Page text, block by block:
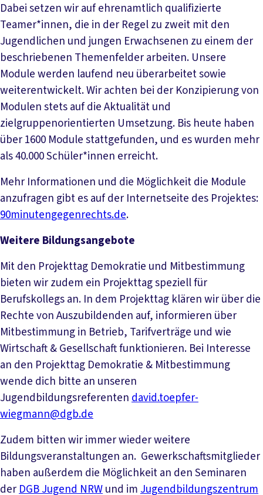
Dabei setzen wir auf ehrenamtlich qualifizierte
Teamer*innen, die in der Regel zu zweit mit den
Jugendlichen und jungen Erwachsenen zu einem der
beschriebenen Themenfelder arbeiten. Unsere
Module werden laufend neu überarbeitet sowie
weiterentwickelt. Wir achten bei der Konzipierung von
Modulen stets auf die Aktualität und
zielgruppenorientierten Umsetzung. Bis heute haben
über 1600 Module stattgefunden, und es wurden mehr
als 40.000 Schüler*innen erreicht.
Mehr Informationen und die Möglichkeit die Module
anzufragen gibt es auf der Internetseite des Projektes:
90minutengegenrechts.de.
Weitere Bildungsangebote
Mit den Projekttag Demokratie und Mitbestimmung
bieten wir zudem ein Projekttag speziell für
Berufskollegs an. In dem Projekttag klären wir über die
Rechte von Auszubildenden auf, informieren über
Mitbestimmung in Betrieb, Tarifverträge und wie
Wirtschaft & Gesellschaft funktionieren. Bei Interesse
an den Projekttag Demokratie & Mitbestimmung
wende dich bitte an unseren
Jugendbildungsreferentendavid.toepfer-
wiegmann@dgb.de
Zudem bitten wir immer wieder weitere
Bildungsveranstaltungen an. Gewerkschaftsmitglieder
haben außerdem die Möglichkeit an den Seminaren
derDGB Jugend NRWund imJugendbildungszentrum